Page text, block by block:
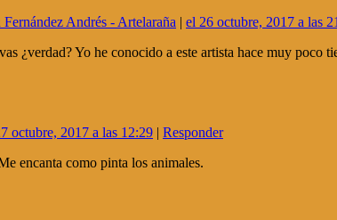
Andrés - Artelaraña | el 26 octubre, 2017 a las
¿verdad? Yo he conocido a este artista hace muy poco
octubre, 2017 a las 12:29 | Responder
encanta como pinta los animales.